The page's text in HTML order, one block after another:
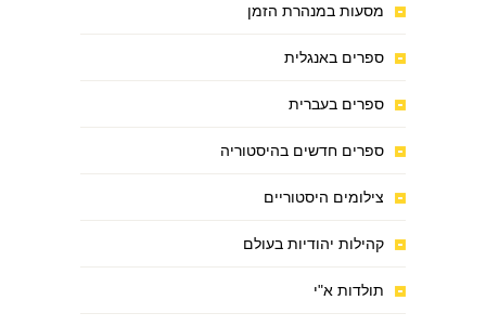
מסעות במנהרת הזמן
ספרים באנגלית
ספרים בעברית
ספרים חדשים בהיסטוריה
צילומים היסטוריים
קהילות יהודיות בעולם
תולדות א"י